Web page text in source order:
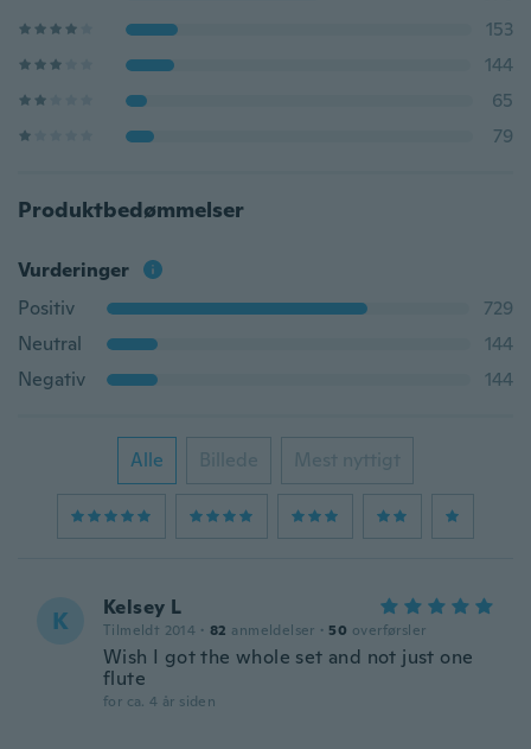
153
144
65
79
Produktbedømmelser
Vurderinger
Positiv
729
Neutral
144
Negativ
144
Alle Billede Mest nyttigt
K Kelsey L
Tilmeldt 2014 · 82 anmeldelser · 50 overførsler
Wish I got the whole set and not just one
flute
for ca. 4 år siden